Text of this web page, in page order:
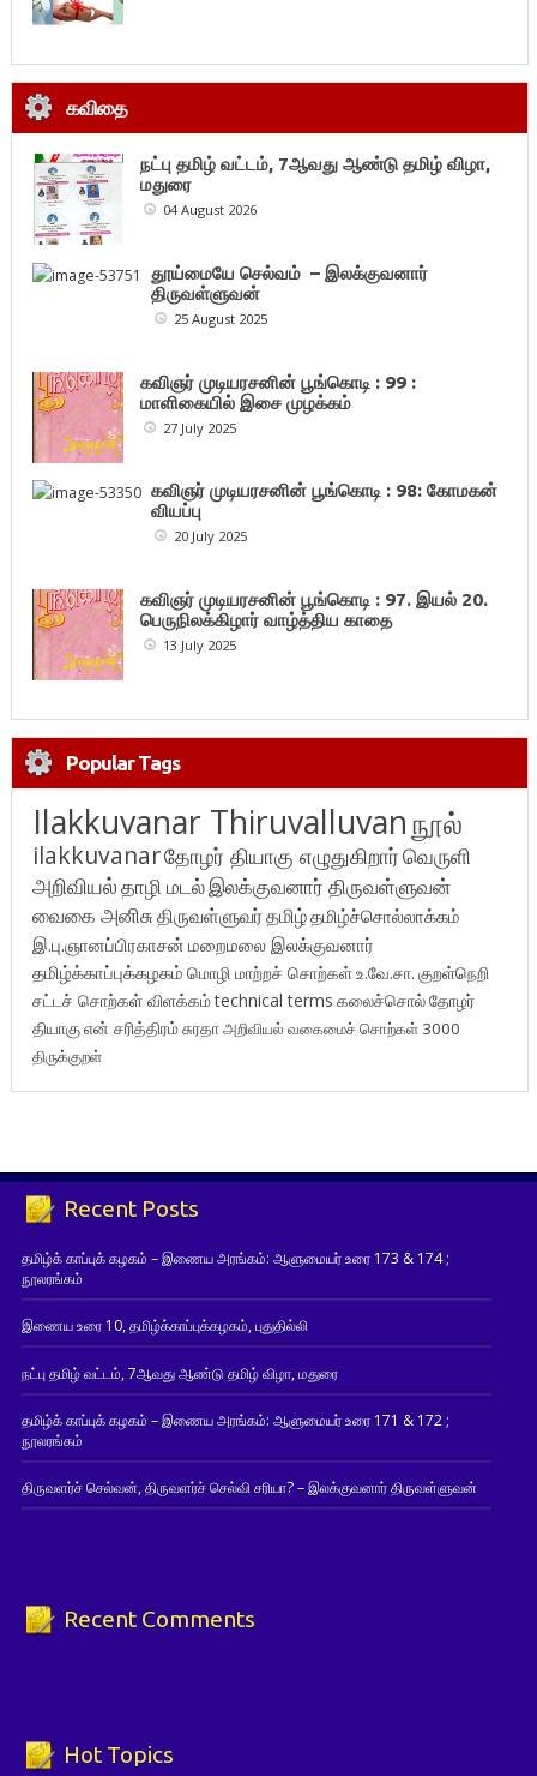
கவிதை
நட்பு தமிழ் வட்டம், 7ஆவது ஆண்டு தமிழ் விழா,
மதுரை
04 August 2026
தூய்மையே செல்வம் – இலக்குவனார்
திருவள்ளுவன்
25 August 2025
கவிஞர் முடியரசனின் பூங்கொடி : 99 :
மாளிகையில் இசை முழக்கம்
27 July 2025
கவிஞர் முடியரசனின் பூங்கொடி : 98: கோமகன்
வியப்பு
20 July 2025
கவிஞர் முடியரசனின் பூங்கொடி : 97. இயல் 20.
பெருநிலக்கிழார் வாழ்த்திய காதை
13 July 2025
Popular Tags
Ilakkuvanar Thiruvalluvanநூல்
ilakkuvanarதோழர் தியாகு எழுதுகிறார்வெருளி
அறிவியல்தாழி மடல்இலக்குவனார் திருவள்ளுவன்
வைகை அனிசுதிருவள்ளுவர்தமிழ்தமிழ்ச்சொல்லாக்கம்
இ.பு.ஞானப்பிரகாசன் மறைமலை இலக்குவனார்
தமிழ்க்காப்புக்கழகம் மொழி மாற்றச் சொற்கள்உ.வே.சா. குறள்நெறி
சட்டச் சொற்கள் விளக்கம்technical terms கலைச்சொல்தோழர்
தியாகுஎன் சரித்திரம்சுரதாஅறிவியல் வகைமைச் சொற்கள் 3000
திருக்குறள்
Recent Posts
தமிழ்க் காப்புக் கழகம் – இணைய அரங்கம்: ஆளுமையர் உரை 173 & 174 ;
நூலரங்கம்
இணைய உரை 10, தமிழ்க்காப்புக்கழகம், புதுதில்லி
நட்பு தமிழ் வட்டம், 7ஆவது ஆண்டு தமிழ் விழா, மதுரை
தமிழ்க் காப்புக் கழகம் – இணைய அரங்கம்: ஆளுமையர் உரை 171 & 172 ;
நூலரங்கம்
திருவளர்ச் செல்வன், திருவளர்ச் செல்வி சரியா? – இலக்குவனார் திருவள்ளுவன்
Recent Comments
Hot Topics